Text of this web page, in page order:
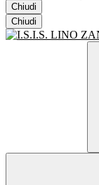
Chiudi
Chiudi